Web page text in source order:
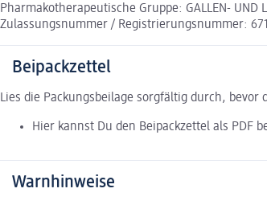
Pharmakotherapeutische Gruppe: GALLEN- UND
Zulassungsnummer / Registrierungsnummer:
Beipackzettel
Lies die Packungsbeilage sorgfältig durch,
Hier kannst Du den Beipackzettel als PDF
Warnhinweise